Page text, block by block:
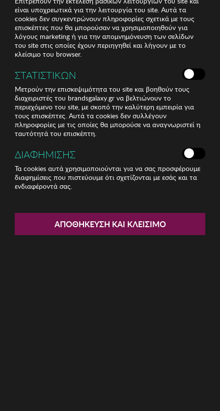
Food Presentation Board Zsa
είναι υποχρεωτικά για την λειτουργία του site. Αυτά τα
cookies δεν συγκεντρώνουν πληροφορίες σχετικά με τους
επισκέπτες που θα μπορούσαν να χρησιμοποιηθούν για
λόγους marketing ή για την απομνημόνευση των σελίδων
του site στις οποίες έχουν περιηγηθεί και λήγουν με το
κλείσιμο του browser.
ΣΤΑΤΙΣΤΙΚΩΝ
Μετρούν την επισκεψιμότητα του site και βοηθούν τους
διαχειριστές του brandsgalaxy.gr να βελτιώνουν το
περιεχόμενο του site, με σκοπό την καλύτερη εμπειρία για
τους επισκέπτες. Αυτά τα cookies δεν συλλέγουν
πληροφορίες με τις οποίες θα μπορούσε να αναγνωριστεί η
ταυτότητά του επισκέπτη.
ΔΙΑΦΗΜΙΣΗΣ
Τα cookies αυτά χρησιμοποιούνται για να σας προσφέρουμε
διαφημίσεις που πιστεύουμε ότι σχετίζονται με εσάς και τα
ενδιαφέροντά σας.
ΑΠΟΘΉΚΕΥΣΗ ΚΑΙ ΚΛΕΊΣΙΜΟ